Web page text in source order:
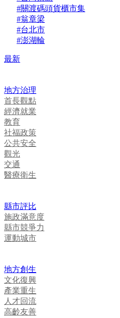
#關渡碼頭貨櫃市集
#翁章梁
#台北市
#澎湖輪
最新
地方治理
首長觀點
經濟就業
教育
社福政策
公共安全
觀光
交通
醫療衛生
縣市評比
施政滿意度
縣市競爭力
運動城市
地方創生
文化復興
產業重生
人才回流
高齡友善